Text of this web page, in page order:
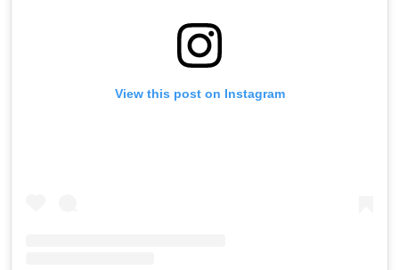
View this post on Instagram